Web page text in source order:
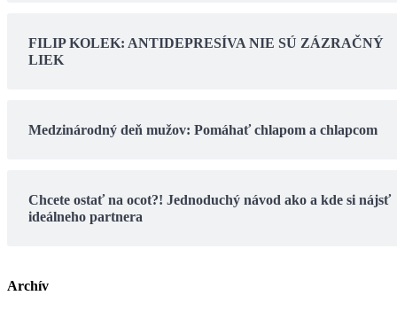
FILIP KOLEK: ANTIDEPRESÍVA NIE SÚ ZÁZRAČNÝ
LIEK
Medzinárodný deň mužov: Pomáhať chlapom a chlapcom
Chcete ostať na ocot?! Jednoduchý návod ako a kde si nájsť
ideálneho partnera
Archív